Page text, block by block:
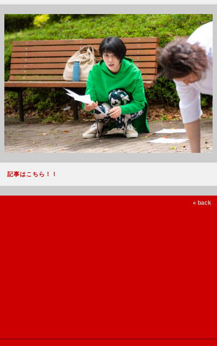
記事はこちら！！
« back